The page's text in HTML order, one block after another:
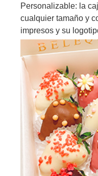
Personalizable: la
cualquier tamaño y
impresos y su